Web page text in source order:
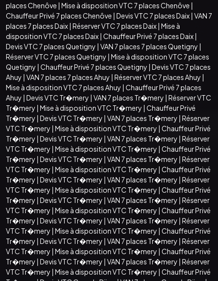
places Chenôve | Mise à disposition VTC 7 places Chenôve |
Chauffeur Privé 7 places Chenôve | Devis VTC 7 places Daix| VAN 7
places 7 places Daix| Réserver VTC 7 places Daix| Mise à
disposition VTC 7 places Daix| Chauffeur Privé 7 places Daix|
Devis VTC 7 places Quetigny | VAN 7 places 7 places Quetigny |
Réserver VTC 7 places Quetigny | Mise à disposition VTC 7 places
Quetigny | Chauffeur Privé 7 places Quetigny | Devis VTC 7 places
Ahuy | VAN 7 places 7 places Ahuy | Réserver VTC 7 places Ahuy |
Mise à disposition VTC 7 places Ahuy | Chauffeur Privé 7 places
Ahuy | Devis VTC Tr�mery | VAN 7 places Tr�mery | Réserver VTC
Tr�mery | Mise à disposition VTC Tr�mery | Chauffeur Privé
Tr�mery | Devis VTC Tr�mery | VAN 7 places Tr�mery | Réserver
VTC Tr�mery | Mise à disposition VTC Tr�mery | Chauffeur Privé
Tr�mery | Devis VTC Tr�mery | VAN 7 places Tr�mery | Réserver
VTC Tr�mery | Mise à disposition VTC Tr�mery | Chauffeur Privé
Tr�mery | Devis VTC Tr�mery | VAN 7 places Tr�mery | Réserver
VTC Tr�mery | Mise à disposition VTC Tr�mery | Chauffeur Privé
Tr�mery | Devis VTC Tr�mery | VAN 7 places Tr�mery | Réserver
VTC Tr�mery | Mise à disposition VTC Tr�mery | Chauffeur Privé
Tr�mery | Devis VTC Tr�mery | VAN 7 places Tr�mery | Réserver
VTC Tr�mery | Mise à disposition VTC Tr�mery | Chauffeur Privé
Tr�mery | Devis VTC Tr�mery | VAN 7 places Tr�mery | Réserver
VTC Tr�mery | Mise à disposition VTC Tr�mery | Chauffeur Privé
Tr�mery | Devis VTC Tr�mery | VAN 7 places Tr�mery | Réserver
VTC Tr�mery | Mise à disposition VTC Tr�mery | Chauffeur Privé
Tr�mery | Devis VTC Tr�mery | VAN 7 places Tr�mery | Réserver
VTC Tr�mery | Mise à disposition VTC Tr�mery | Chauffeur Privé